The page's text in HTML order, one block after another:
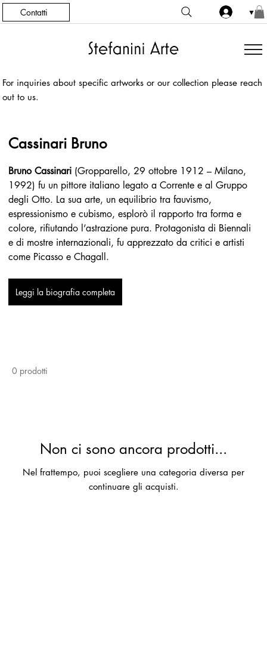
Contatti ▼
For inquiries about specific artworks or our collection please reach
out to us.
Bruno Cassinari (Gropparello, 29 ottobre 1912 – Milano,
1992) fu un pittore italiano legato a Corrente e al Gruppo
degli Otto. La sua arte, un equilibrio tra fauvismo,
espressionismo e cubismo, esplorò il rapporto tra forma e
colore, rifiutando l’astrazione pura. Protagonista di Biennali
e di mostre internazionali, fu apprezzato da critici e artisti
come Picasso e Chagall.
Leggi la biografia completa
Cassinari Bruno
0 prodotti
Non ci sono ancora prodotti...
Nel frattempo, puoi scegliere una categoria diversa per
continuare gli acquisti.